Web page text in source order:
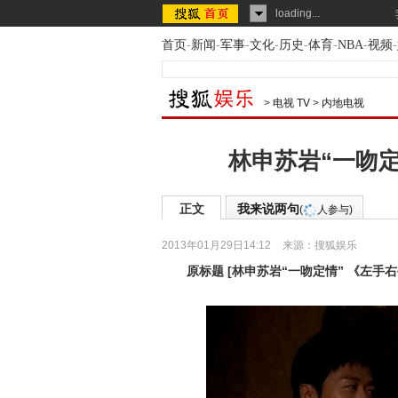
loading...
首页-新闻-军事-文化-历史-体育-NBA-视频-
> 电视 TV > 内地电视
林申苏岩“一吻
正文 我来说两句( 人参与)
2013年01月29日14:12 来源： 搜狐娱乐
原标题 [林申苏岩“一吻定情” 《左手